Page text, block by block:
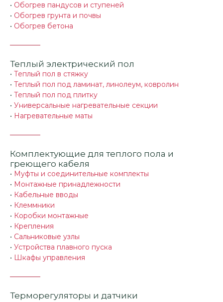
• Обогрев пандусов и ступеней
• Обогрев грунта и почвы
• Обогрев бетона
Теплый электрический пол
• Теплый пол в стяжку
• Теплый пол под ламинат, линолеум, ковролин
• Теплый пол под плитку
• Универсальные нагревательные секции
• Нагревательные маты
Комплектующие для теплого пола и
греющего кабеля
• Муфты и соединительные комплекты
• Монтажные принадлежности
• Кабельные вводы
• Клеммники
• Коробки монтажные
• Крепления
• Сальниковые узлы
• Устройства плавного пуска
• Шкафы управления
Терморегуляторы и датчики